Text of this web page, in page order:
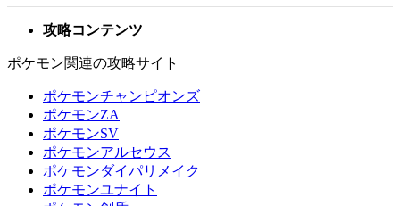
攻略コンテンツ
ポケモン関連の攻略サイト
ポケモンチャンピオンズ
ポケモンZA
ポケモンSV
ポケモンアルセウス
ポケモンダイパリメイク
ポケモンユナイト